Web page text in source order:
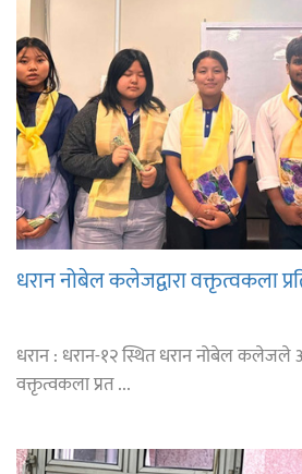
धरान नोबेल कलेजद्वारा वक्तृत्वकला
धरान : धरान-१२ स्थित धरान नोबेल कलेजले
वक्तृत्वकला प्रत ...